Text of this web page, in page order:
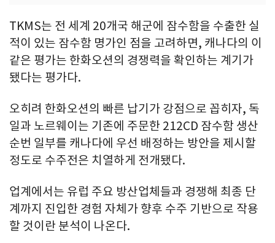
TKMS는 전 세계 20개국 해군에 잠수함을 수출한 실
적이 있는 잠수함 명가인 점을 고려하면, 캐나다의 이
같은 평가는 한화오션의 경쟁력을 확인하는 계기가
됐다는 평가다.
오히려 한화오션의 빠른 납기가 강점으로 꼽히자, 독
일과 노르웨이는 기존에 주문한 212CD 잠수함 생산
순번 일부를 캐나다에 우선 배정하는 방안을 제시할
정도로 수주전은 치열하게 전개됐다.
업계에서는 유럽 주요 방산업체들과 경쟁해 최종 단
계까지 진입한 경험 자체가 향후 수주 기반으로 작용
할 것이란 분석이 나온다.